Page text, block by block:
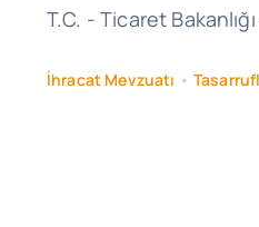
T.C. - Ticaret
İhracat Mevzuatı •